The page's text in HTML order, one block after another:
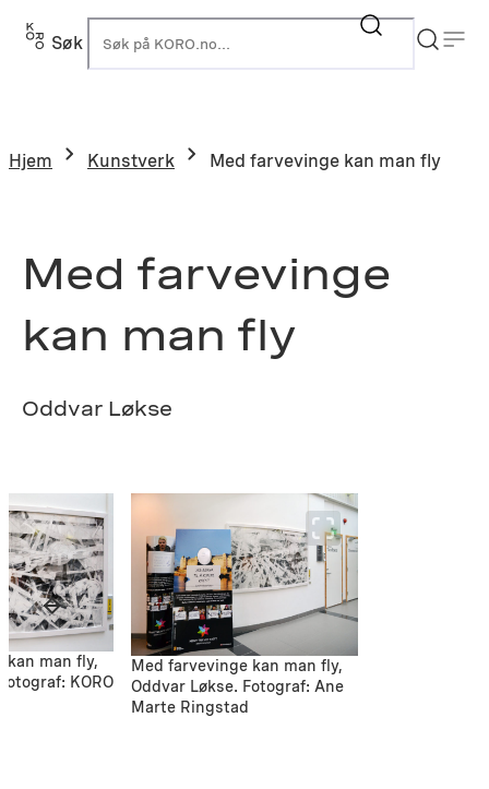
Hopp
Søk
Hjem Kunstverk Med farvevinge kan man fly
Med farvevinge
kan man fly
Oddvar Løkse
kan man fly,
KORO
Med farvevinge kan man fly,
Oddvar Løkse. Fotograf: Ane
Marte Ringstad